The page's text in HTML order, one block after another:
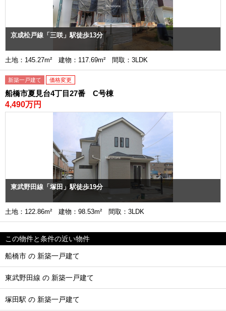
京成松戸線「三咲」駅徒歩13分
土地：145.27m² 建物：117.69m² 間取：3LDK
新築一戸建て 価格変更
船橋市夏見台4丁目27番 C号棟
4,490万円
東武野田線「塚田」駅徒歩19分
土地：122.86m² 建物：98.53m² 間取：3LDK
この物件と条件の近い物件
船橋市 の 新築一戸建て
東武野田線 の 新築一戸建て
塚田駅 の 新築一戸建て